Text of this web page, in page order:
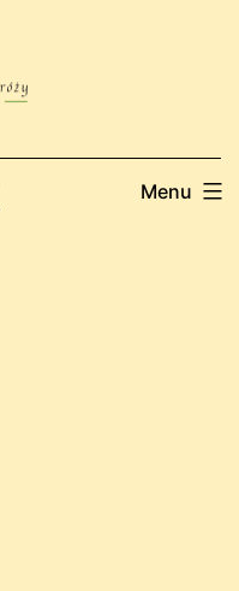
Menu